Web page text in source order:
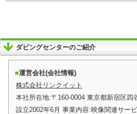
ダビングセンターのご紹介
運営会社(会社情報)
株式会社リンクイット
本社所在地:〒160-0004 東京都新宿区四
設立2002年6月 事業内容:映像関連サー